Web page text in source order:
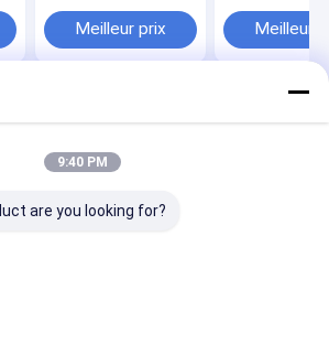
rasoir Forage de
puissance
résultats
Meilleur prix
de 2,0 à 4,0
une coercivité
Conçu pour les
solutions
Meilleur
nous
Site
Plan du site
Privacy Policy
Reserved.
9:40 PM
are you looking for?